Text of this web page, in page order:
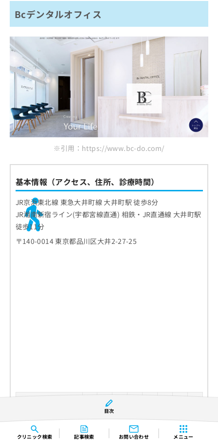
クリニック検索 記事検索 お問い合わせ メニュー
Bcデンタルオフィス
※引用：https://www.bc-do.com/
基本情報（アクセス、住所、診療時間）
JR京浜東北線 東急大井町線 大井町駅 徒歩8分
JR湘南新宿ライン(宇都宮線直通) 相鉄・JR直通線 大井町駅
徒歩11分
〒140-0014 東京都品川区大井2-27-25
●
14:00〜18:00
● 休 ▲
目次